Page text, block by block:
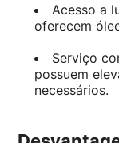
Acesso a
oferecem
Serviço
possuem
necessários.